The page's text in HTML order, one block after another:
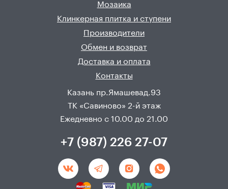
Мозаика
Клинкерная плитка и ступени
Производители
Обмен и возврат
Доставка и оплата
Контакты
Казань пр.Ямашевад.93
ТК «Савиново» 2-й этаж
Ежедневно с 10.00 до 21.00
+7 (987) 226 27-07